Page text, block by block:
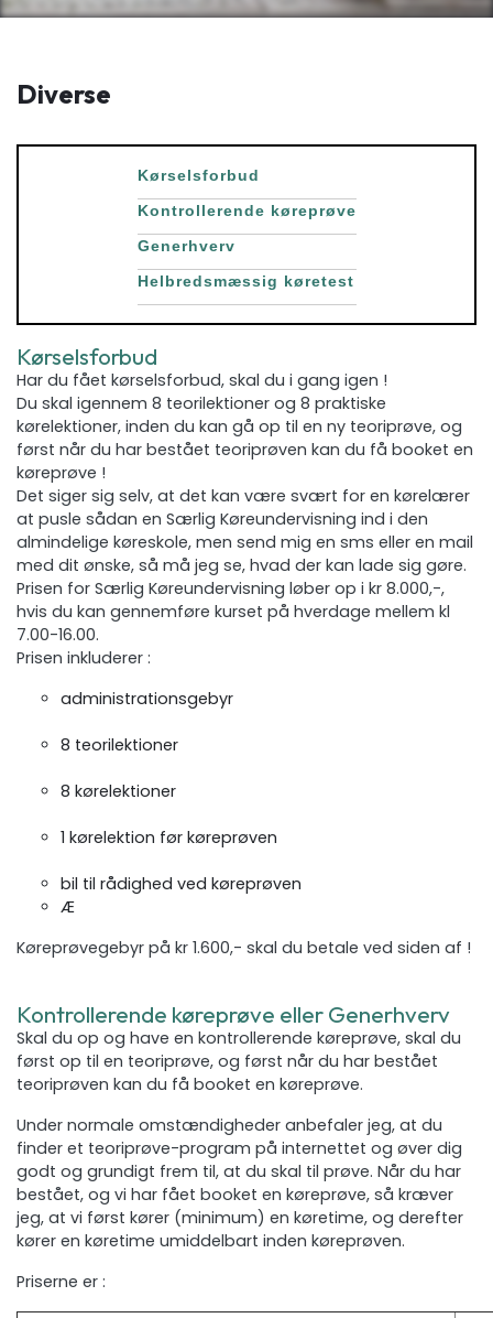
Diverse
Kørselsforbud
Kontrollerende køreprøve
Generhverv
Helbredsmæssig køretest
Kørselsforbud
Har du fået kørselsforbud, skal du i gang igen !
Du skal igennem 8 teorilektioner og 8 praktiske
kørelektioner, inden du kan gå op til en ny teoriprøve, og
først når du har bestået teoriprøven kan du få booket en
køreprøve !
Det siger sig selv, at det kan være svært for en kørelærer
at pusle sådan en Særlig Køreundervisning ind i den
almindelige køreskole, men send mig en sms eller en mail
med dit ønske, så må jeg se, hvad der kan lade sig gøre.
Prisen for Særlig Køreundervisning løber op i kr 8.000,-,
hvis du kan gennemføre kurset på hverdage mellem kl
7.00-16.00.
Prisen inkluderer :
administrationsgebyr
8 teorilektioner
8 kørelektioner
1 kørelektion før køreprøven
bil til rådighed ved køreprøven
Æ
Køreprøvegebyr på kr 1.600,- skal du betale ved siden af !
Kontrollerende køreprøve eller Generhverv
Skal du op og have en kontrollerende køreprøve, skal du
først op til en teoriprøve, og først når du har bestået
teoriprøven kan du få booket en køreprøve.
Under normale omstændigheder anbefaler jeg, at du
finder et teoriprøve-program på internettet og øver dig
godt og grundigt frem til, at du skal til prøve. Når du har
bestået, og vi har fået booket en køreprøve, så kræver
jeg, at vi først kører (minimum) en køretime, og derefter
kører en køretime umiddelbart inden køreprøven.
Priserne er :